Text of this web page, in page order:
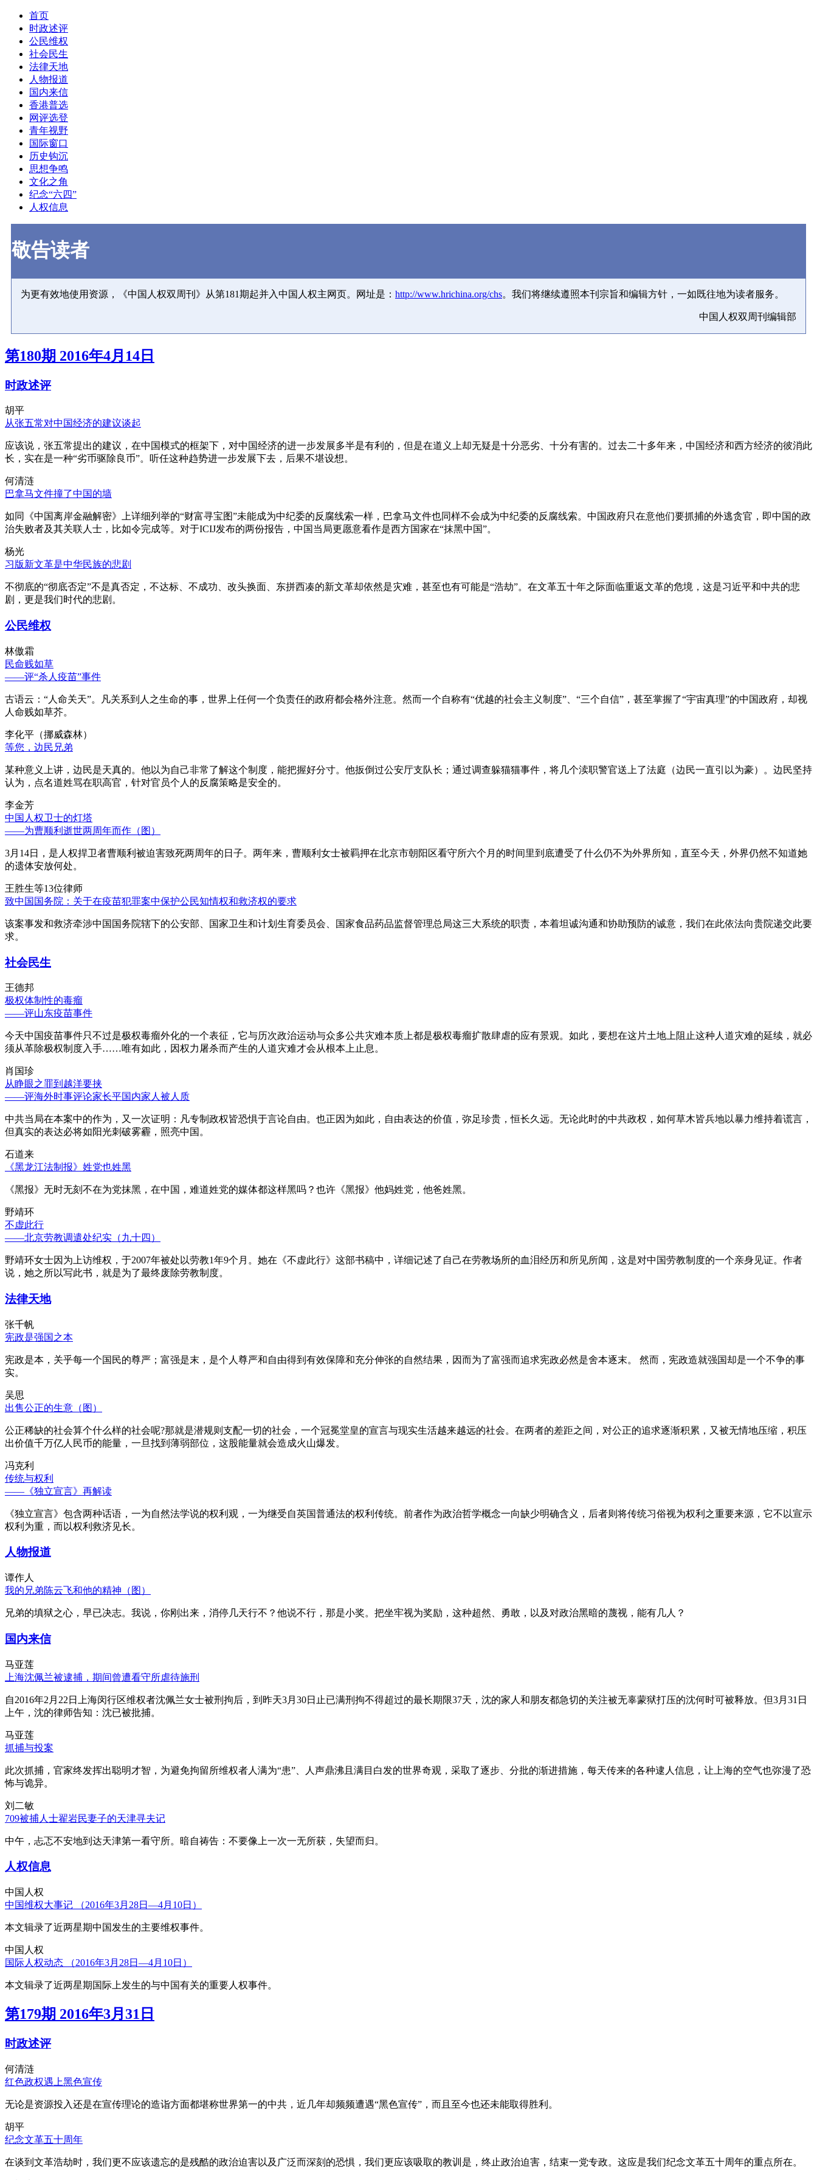
首页
时政述评
公民维权
社会民生
法律天地
人物报道
国内来信
香港普选
网评选登
青年视野
国际窗口
历史钩沉
思想争鸣
文化之角
纪念“六四”
人权信息
敬告读者
为更有效地使用资源，《中国人权双周刊》从第181期起并入中国人权主网页。网址是： http://www.hrichina.org/chs。我们将继续遵照本刊宗旨和编辑方针，一如既往地为读者服务。
中国人权双周刊编辑部
第180期 2016年4月14日
时政述评
胡平
从张五常对中国经济的建议谈起
应该说，张五常提出的建议，在中国模式的框架下，对中国经济的进一步发展多半是有利的，但是在道义上却无疑是十分恶劣、十分有害的。过去二十多年来，中国经济和西方经济的彼消此
长，实在是一种“劣币驱除良币”。听任这种趋势进一步发展下去，后果不堪设想。
何清涟
巴拿马文件撞了中国的墙
如同《中国离岸金融解密》上详细列举的“财富寻宝图”未能成为中纪委的反腐线索一样，巴拿马文件也同样不会成为中纪委的反腐线索。中国政府只在意他们要抓捕的外逃贪官，即中国的政
治失败者及其关联人士，比如令完成等。对于ICIJ发布的两份报告，中国当局更愿意看作是西方国家在“抹黑中国”。
杨光
习版新文革是中华民族的悲剧
不彻底的“彻底否定”不是真否定，不达标、不成功、改头换面、东拼西凑的新文革却依然是灾难，甚至也有可能是“浩劫”。在文革五十年之际面临重返文革的危境，这是习近平和中共的悲
剧，更是我们时代的悲剧。
公民维权
林傲霜
民命贱如草
——评“杀人疫苗”事件
古语云：“人命关天”。凡关系到人之生命的事，世界上任何一个负责任的政府都会格外注意。然而一个自称有“优越的社会主义制度”、“三个自信”，甚至掌握了“宇宙真理”的中国政府，却视
人命贱如草芥。
李化平（挪威森林）
等您，边民兄弟
某种意义上讲，边民是天真的。他以为自己非常了解这个制度，能把握好分寸。他扳倒过公安厅支队长；通过调查躲猫猫事件，将几个渎职警官送上了法庭（边民一直引以为豪）。边民坚持
认为，点名道姓骂在职高官，针对官员个人的反腐策略是安全的。
李金芳
中国人权卫士的灯塔
——为曹顺利逝世两周年而作（图）
3月14日，是人权捍卫者曹顺利被迫害致死两周年的日子。两年来，曹顺利女士被羁押在北京市朝阳区看守所六个月的时间里到底遭受了什么仍不为外界所知，直至今天，外界仍然不知道她
的遗体安放何处。
王胜生等13位律师
致中国国务院：关于在疫苗犯罪案中保护公民知情权和救济权的要求
该案事发和救济牵涉中国国务院辖下的公安部、国家卫生和计划生育委员会、国家食品药品监督管理总局这三大系统的职责，本着坦诚沟通和协助预防的诚意，我们在此依法向贵院递交此要
求。
社会民生
王德邦
极权体制性的毒瘤
——评山东疫苗事件
今天中国疫苗事件只不过是极权毒瘤外化的一个表征，它与历次政治运动与众多公共灾难本质上都是极权毒瘤扩散肆虐的应有景观。如此，要想在这片土地上阻止这种人道灾难的延续，就必
须从革除极权制度入手……唯有如此，因权力屠杀而产生的人道灾难才会从根本上止息。
肖国珍
从睁眼之罪到越洋要挟
——评海外时事评论家长平国内家人被人质
中共当局在本案中的作为，又一次证明：凡专制政权皆恐惧于言论自由。也正因为如此，自由表达的价值，弥足珍贵，恒长久远。无论此时的中共政权，如何草木皆兵地以暴力维持着谎言，
但真实的表达必将如阳光刺破雾霾，照亮中国。
石道来
《黑龙江法制报》姓党也姓黑
《黑报》无时无刻不在为党抹黑，在中国，难道姓党的媒体都这样黑吗？也许《黑报》他妈姓党，他爸姓黑。
野靖环
不虚此行
——北京劳教调遣处纪实（九十四）
野靖环女士因为上访维权，于2007年被处以劳教1年9个月。她在《不虚此行》这部书稿中，详细记述了自己在劳教场所的血泪经历和所见所闻，这是对中国劳教制度的一个亲身见证。作者
说，她之所以写此书，就是为了最终废除劳教制度。
法律天地
张千帆
宪政是强国之本
宪政是本，关乎每一个国民的尊严；富强是末，是个人尊严和自由得到有效保障和充分伸张的自然结果，因而为了富强而追求宪政必然是舍本逐末。 然而，宪政造就强国却是一个不争的事
实。
吴思
出售公正的生意（图）
公正稀缺的社会算个什么样的社会呢?那就是潜规则支配一切的社会，一个冠冕堂皇的宣言与现实生活越来越远的社会。在两者的差距之间，对公正的追求逐渐积累，又被无情地压缩，积压
出价值千万亿人民币的能量，一旦找到薄弱部位，这股能量就会造成火山爆发。
冯克利
传统与权利
——《独立宣言》再解读
《独立宣言》包含两种话语，一为自然法学说的权利观，一为继受自英国普通法的权利传统。前者作为政治哲学概念一向缺少明确含义，后者则将传统习俗视为权利之重要来源，它不以宣示
权利为重，而以权利救济见长。
人物报道
谭作人
我的兄弟陈云飞和他的精神（图）
兄弟的填狱之心，早已决志。我说，你刚出来，消停几天行不？他说不行，那是小奖。把坐牢视为奖励，这种超然、勇敢，以及对政治黑暗的蔑视，能有几人？
国内来信
马亚莲
上海沈佩兰被逮捕，期间曾遭看守所虐待施刑
自2016年2月22日上海闵行区维权者沈佩兰女士被刑拘后，到昨天3月30日止已满刑拘不得超过的最长期限37天，沈的家人和朋友都急切的关注被无辜蒙狱打压的沈何时可被释放。但3月31日
上午，沈的律师告知：沈已被批捕。
马亚莲
抓捕与投案
此次抓捕，官家终发挥出聪明才智，为避免拘留所维权者人满为“患”、人声鼎沸且满目白发的世界奇观，采取了逐步、分批的渐进措施，每天传来的各种逮人信息，让上海的空气也弥漫了恐
怖与诡异。
刘二敏
709被捕人士翟岩民妻子的天津寻夫记
中午，忐忑不安地到达天津第一看守所。暗自祷告：不要像上一次一无所获，失望而归。
人权信息
中国人权
中国维权大事记 （2016年3月28日—4月10日）
本文辑录了近两星期中国发生的主要维权事件。
中国人权
国际人权动态 （2016年3月28日—4月10日）
本文辑录了近两星期国际上发生的与中国有关的重要人权事件。
第179期 2016年3月31日
时政述评
何清涟
红色政权遇上黑色宣传
无论是资源投入还是在宣传理论的造诣方面都堪称世界第一的中共，近几年却频频遭遇“黑色宣传”，而且至今也还未能取得胜利。
胡平
纪念文革五十周年
在谈到文革浩劫时，我们更不应该遗忘的是残酷的政治迫害以及广泛而深刻的恐惧，我们更应该吸取的教训是，终止政治迫害，结束一党专政。这应是我们纪念文革五十周年的重点所在。